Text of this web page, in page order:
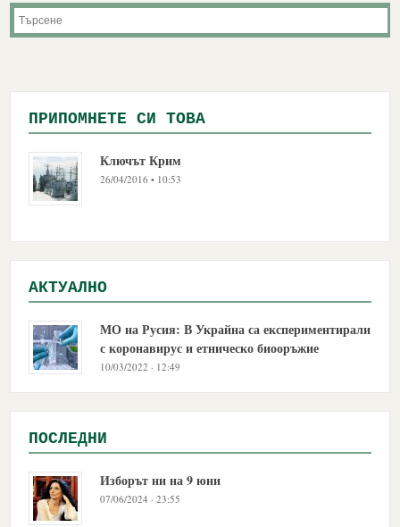
ПРИПОМНЕТЕ СИ ТОВА
Ключът Крим
26/04/2016 • 10:53
АКТУАЛНО
МО на Русия: В Украйна са експериментирали
с коронавирус и етническо биооръжие
10/03/2022 · 12:49
ПОСЛЕДНИ
Изборът ни на 9 юни
07/06/2024 · 23:55